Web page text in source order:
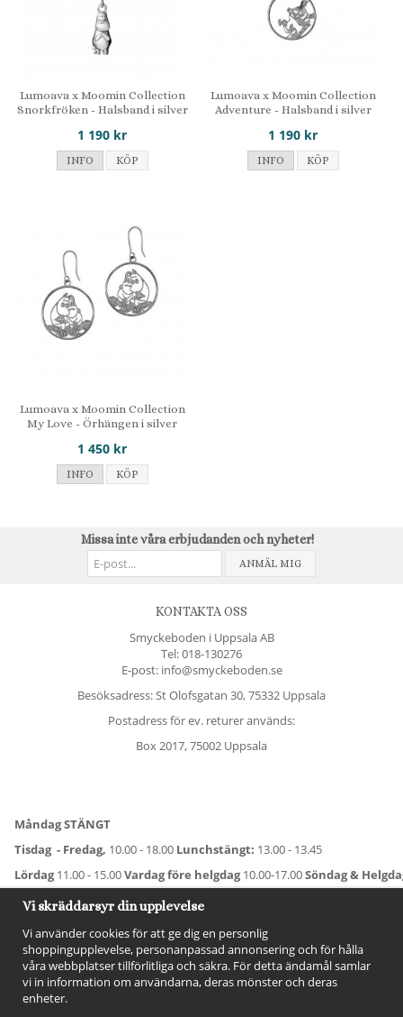
Lumoava x Moomin Collection
Snorkfröken - Halsband i silver
1 190 kr
INFO KÖP
Lumoava x Moomin Collection
Adventure - Halsband i silver
1 190 kr
INFO KÖP
Lumoava x Moomin Collection
My Love - Örhängen i silver
1 450 kr
INFO KÖP
Missa inte våra erbjudanden och nyheter!
ANMÄL MIG
KONTAKTA OSS
Smyckeboden i Uppsala AB
Tel:018-130276
E-post: info@smyckeboden.se
Besöksadress: St Olofsgatan 30, 75332 Uppsala
Postadress för ev. returer används:
Box 2017, 75002 Uppsala
Måndag STÄNGT
Tisdag - Fredag, 10.00 - 18.00 Lunchstängt: 13.00 - 13.45
Lördag11.00 - 15.00Vardag före helgdag10.00-17.00Söndag &
För avvikande öppettider:Titta här
Vi skräddarsyr din upplevelse
Vi använder cookies för att ge dig en personlig
shoppingupplevelse, personanpassad annonsering och för hålla
våra webbplatser tillförlitliga och säkra. För detta ändamål samlar
vi in information om användarna, deras mönster och deras
enheter.